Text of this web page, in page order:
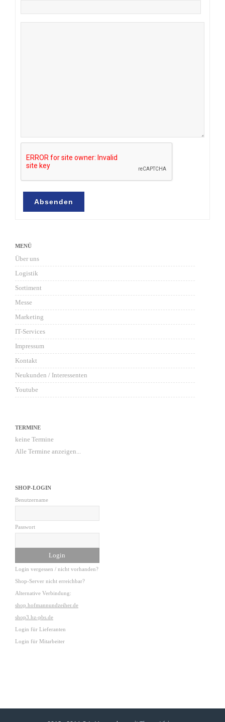
Absenden
MENÜ
Über uns
Logistik
Sortiment
Messe
Marketing
IT-Services
Impressum
Kontakt
Neukunden / Interessenten
Youtube
TERMINE
keine Termine
Alle Termine anzeigen...
SHOP-LOGIN
Benutzername
Passwort
Login vergessen / nicht vorhanden?
Shop-Server nicht erreichbar?
Alternative Verbindung:
shop.hofmannundzeiher.de
shop3.hz-pbs.de
Login für Lieferanten
Login für Mitarbeiter